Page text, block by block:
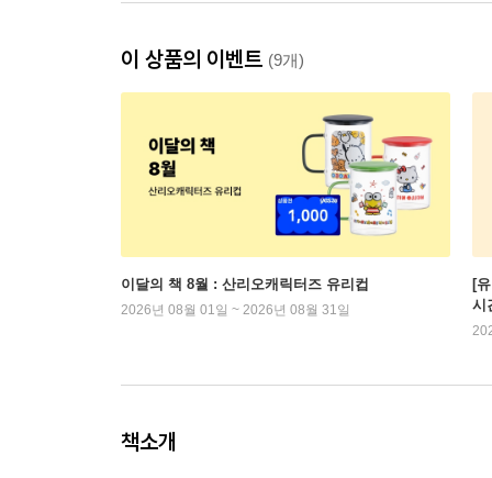
이 상품의 이벤트 (9개)
이달의 책 8월 : 산리오캐릭터즈 유리컵
2026년 08월 01일 ~ 2026년 08월 31일
[
시
책소개